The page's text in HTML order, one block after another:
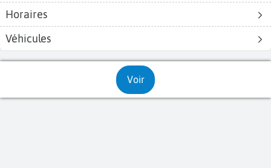
Horaires
Véhicules
Voir
d'avion, locations de voitures, hôtels... Laissez-vous inspirer et profitez d’une
expérience de voyage unique au meilleur prix !
Sur Aéroports Voyages